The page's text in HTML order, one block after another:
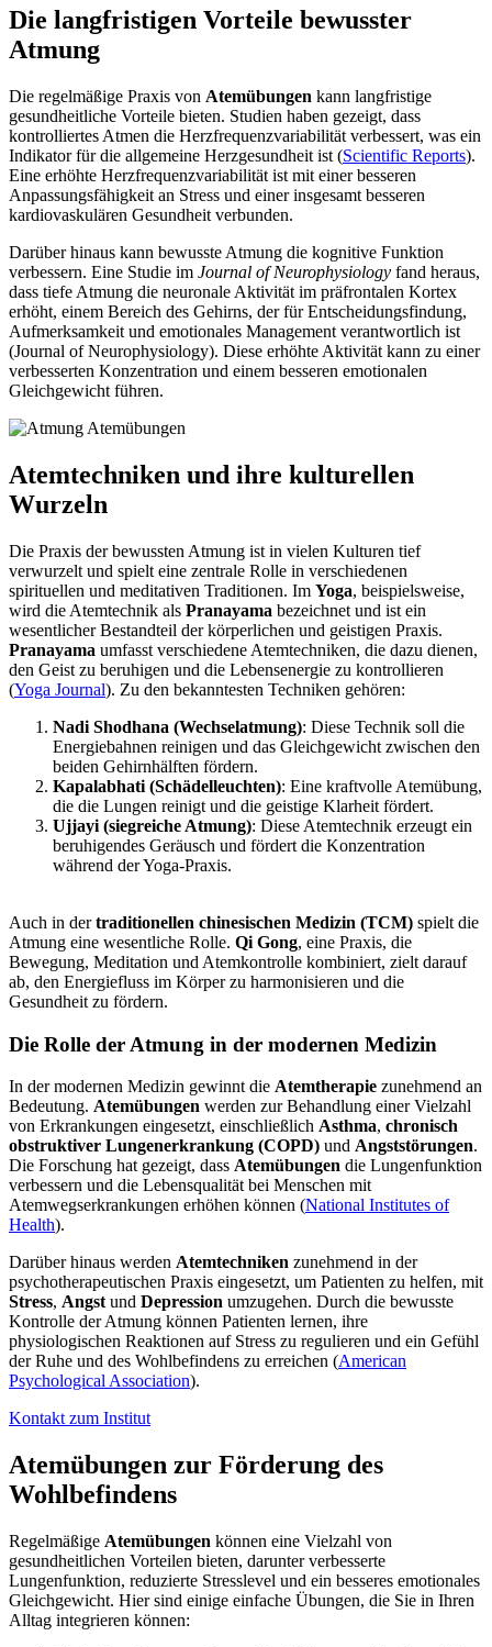
Die langfristigen Vorteile bewusster
Atmung
Die regelmäßige Praxis von Atemübungen kann langfristige
gesundheitliche Vorteile bieten. Studien haben gezeigt, dass
kontrolliertes Atmen die Herzfrequenzvariabilität verbessert, was ein
Indikator für die allgemeine Herzgesundheit ist (Scientific Reports).
Eine erhöhte Herzfrequenzvariabilität ist mit einer besseren
Anpassungsfähigkeit an Stress und einer insgesamt besseren
kardiovaskulären Gesundheit verbunden.
Darüber hinaus kann bewusste Atmung die kognitive Funktion
verbessern. Eine Studie im Journal of Neurophysiology fand heraus,
dass tiefe Atmung die neuronale Aktivität im präfrontalen Kortex
erhöht, einem Bereich des Gehirns, der für Entscheidungsfindung,
Aufmerksamkeit und emotionales Management verantwortlich ist
(Journal of Neurophysiology). Diese erhöhte Aktivität kann zu einer
verbesserten Konzentration und einem besseren emotionalen
Gleichgewicht führen.
Atemtechniken und ihre kulturellen
Wurzeln
Die Praxis der bewussten Atmung ist in vielen Kulturen tief
verwurzelt und spielt eine zentrale Rolle in verschiedenen
spirituellen und meditativen Traditionen. Im Yoga, beispielsweise,
wird die Atemtechnik als Pranayama bezeichnet und ist ein
wesentlicher Bestandteil der körperlichen und geistigen Praxis.
Pranayama umfasst verschiedene Atemtechniken, die dazu dienen,
den Geist zu beruhigen und die Lebensenergie zu kontrollieren
(Yoga Journal). Zu den bekanntesten Techniken gehören:
Nadi Shodhana (Wechselatmung): Diese Technik soll die
Energiebahnen reinigen und das Gleichgewicht zwischen den
beiden Gehirnhälften fördern.
Kapalabhati (Schädelleuchten): Eine kraftvolle Atemübung,
die die Lungen reinigt und die geistige Klarheit fördert.
Ujjayi (siegreiche Atmung): Diese Atemtechnik erzeugt ein
beruhigendes Geräusch und fördert die Konzentration
während der Yoga-Praxis.
Auch in dertraditionellen chinesischen Medizin (TCM) spielt die
Atmung eine wesentliche Rolle. Qi Gong, eine Praxis, die
Bewegung, Meditation und Atemkontrolle kombiniert, zielt darauf
ab, den Energiefluss im Körper zu harmonisieren und die
Gesundheit zu fördern.
Die Rolle der Atmung in der modernen Medizin
In der modernen Medizin gewinnt die Atemtherapie zunehmend an
Bedeutung. Atemübungen werden zur Behandlung einer Vielzahl
von Erkrankungen eingesetzt, einschließlich Asthma, chronisch
obstruktiver Lungenerkrankung (COPD) und Angststörungen.
Die Forschung hat gezeigt, dass Atemübungen die Lungenfunktion
verbessern und die Lebensqualität bei Menschen mit
Atemwegserkrankungen erhöhen können (National Institutes of
Health).
Darüber hinaus werden Atemtechniken zunehmend in der
psychotherapeutischen Praxis eingesetzt, um Patienten zu helfen, mit
Stress, Angstund Depression umzugehen. Durch die bewusste
Kontrolle der Atmung können Patienten lernen, ihre
physiologischen Reaktionen auf Stress zu regulieren und ein Gefühl
der Ruhe und des Wohlbefindens zu erreichen (American
Psychological Association).
Kontakt zum Institut
Atemübungen zur Förderung des
Wohlbefindens
Regelmäßige Atemübungen können eine Vielzahl von
gesundheitlichen Vorteilen bieten, darunter verbesserte
Lungenfunktion, reduzierte Stresslevel und ein besseres emotionales
Gleichgewicht. Hier sind einige einfache Übungen, die Sie in Ihren
Alltag integrieren können: